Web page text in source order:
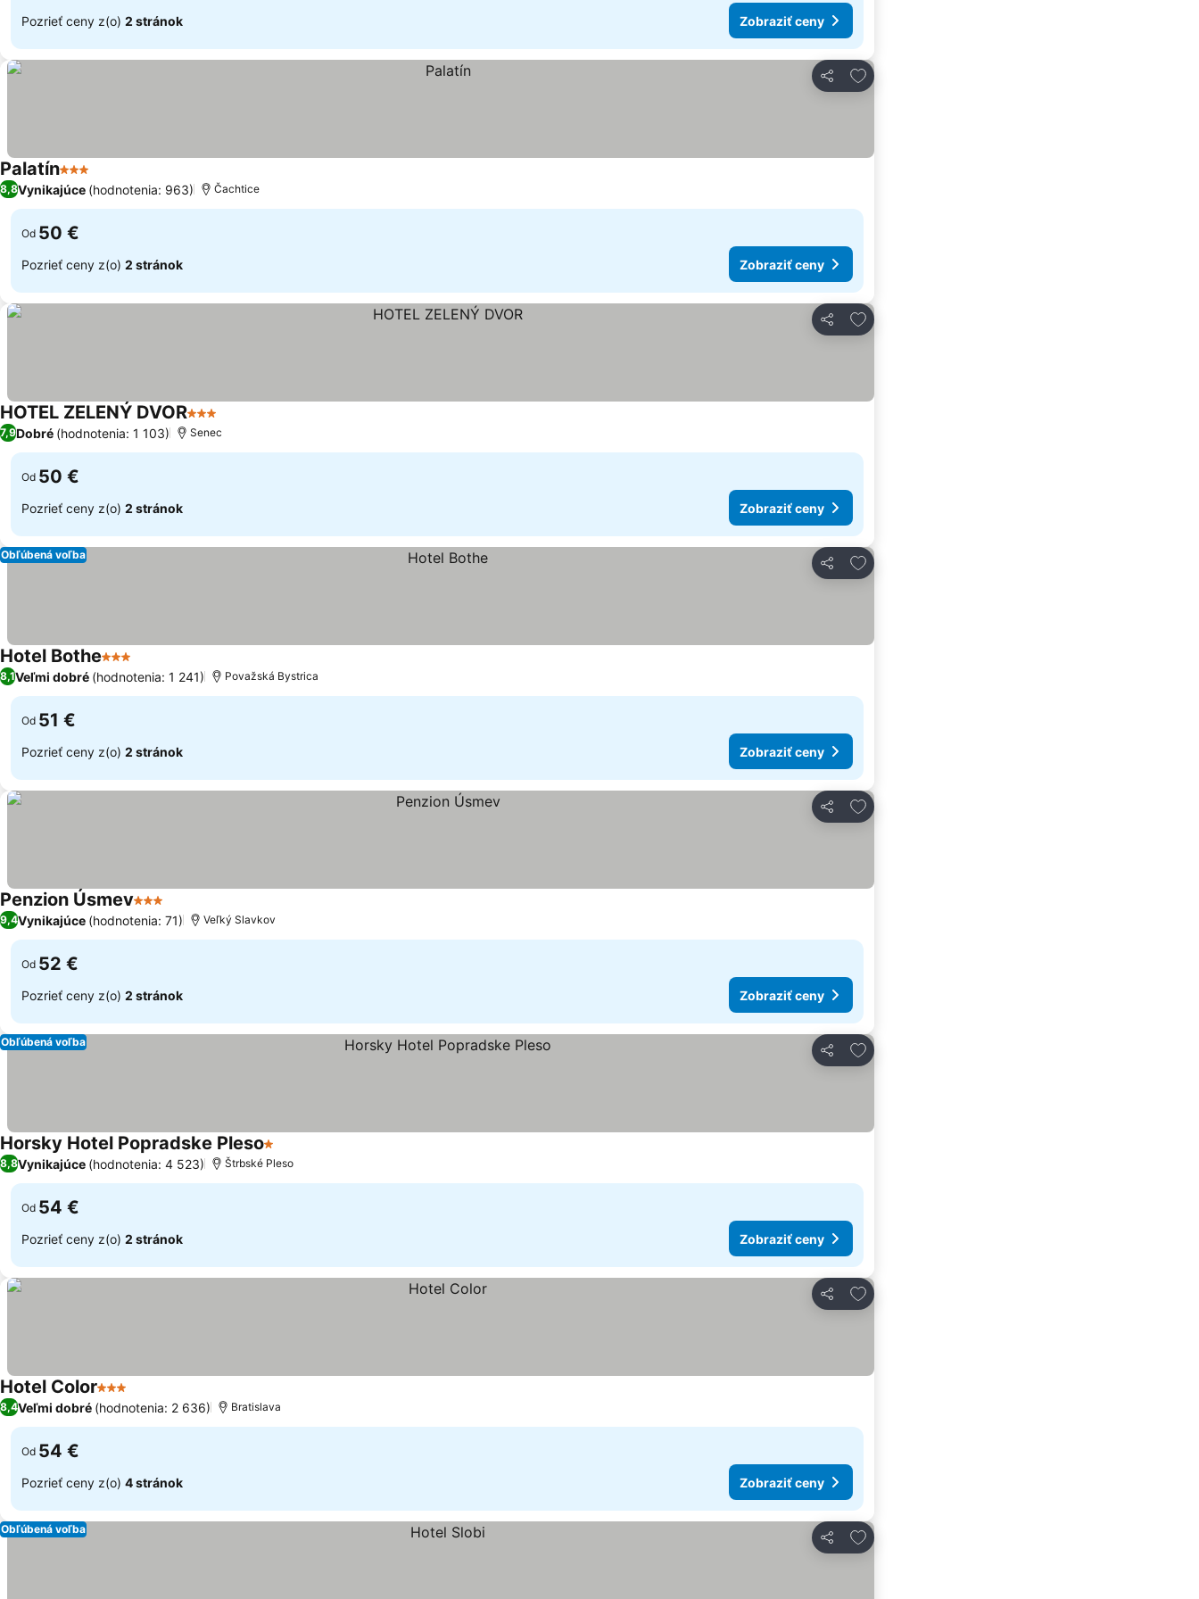
Pozrieť ceny z(o) 2 stránok Zobraziť ceny
Zdieľať
Pridať do obľúbených
Palatín3 Počet hviezdičiek
8,8Vynikajúce (hodnotenia: 963) Čachtice
Od 50 €
Pozrieť ceny z(o) 2 stránok Zobraziť ceny
Zdieľať
Pridať do obľúbených
HOTEL ZELENÝ DVOR3 Počet hviezdičiek
7,9Dobré (hodnotenia: 1 103) Senec
Od 50 €
Pozrieť ceny z(o) 2 stránok Zobraziť ceny
Zdieľať
Pridať do obľúbených
Obľúbená voľba
Hotel Bothe3 Počet hviezdičiek
8,1Veľmi dobré (hodnotenia: 1 241) Považská Bystrica
Od 51 €
Pozrieť ceny z(o) 2 stránok Zobraziť ceny
Zdieľať
Pridať do obľúbených
Penzion Úsmev3 Počet hviezdičiek
9,4Vynikajúce (hodnotenia: 71) Veľký Slavkov
Od 52 €
Pozrieť ceny z(o) 2 stránok Zobraziť ceny
Zdieľať
Pridať do obľúbených
Obľúbená voľba
Horsky Hotel Popradske Pleso1 Počet hviezdičiek
8,8Vynikajúce (hodnotenia: 4 523) Štrbské Pleso
Od 54 €
Pozrieť ceny z(o) 2 stránok Zobraziť ceny
Zdieľať
Pridať do obľúbených
Hotel Color3 Počet hviezdičiek
8,4Veľmi dobré (hodnotenia: 2 636) Bratislava
Od 54 €
Pozrieť ceny z(o) 4 stránok Zobraziť ceny
Zdieľať
Pridať do obľúbených
Obľúbená voľba